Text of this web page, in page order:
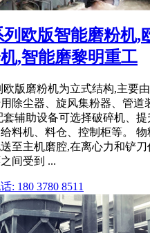
列欧版智能磨粉机,
,智能磨黎明重工
欧版磨粉机为立式结构,主要
除尘器、旋风集粉器、管道
套辅助设备可选择破碎机、
料机、料仓、控制柜等。
至主机磨腔,在离心力和铲
间受到 ...
: 180 3780 8511